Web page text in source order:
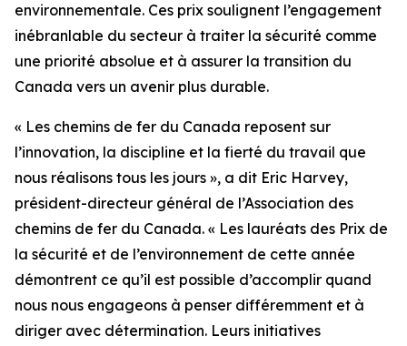
environnementale. Ces prix soulignent l’engagement
inébranlable du secteur à traiter la sécurité comme
une priorité absolue et à assurer la transition du
Canada vers un avenir plus durable.
« Les chemins de fer du Canada reposent sur
l’innovation, la discipline et la fierté du travail que
nous réalisons tous les jours », a dit Eric Harvey,
président-directeur général de l’Association des
chemins de fer du Canada. « Les lauréats des Prix de
la sécurité et de l’environnement de cette année
démontrent ce qu’il est possible d’accomplir quand
nous nous engageons à penser différemment et à
diriger avec détermination. Leurs initiatives